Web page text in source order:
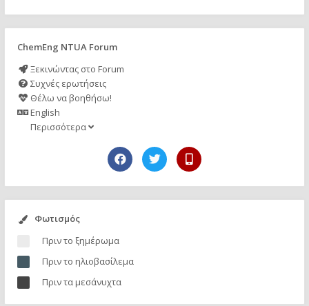
ChemEng NTUA Forum
Ξεκινώντας στο Forum
Συχνές ερωτήσεις
Θέλω να βοηθήσω!
English
Περισσότερα
Φωτισμός
Πριν το ξημέρωμα
Πριν το ηλιοβασίλεμα
Πριν τα μεσάνυχτα